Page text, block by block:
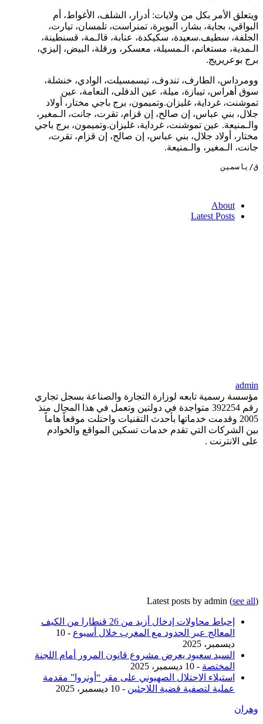
ويتعلق الأمر بكل من ولايات: أدرار، الشلف، الأغواط، أم
البواقي، بجاية، بشار، البويرة، تمنراست، تلمسان، تيارت،
الجلفة، سطيف.سعيدة، سكيكدة، عنابة، قالـمة، قسنطينة،
الـمدية، مستغانم، الـمسيلة، معسكر، ورقلة، البيض، إليزي،
برج بوعريريج.
وومرداس، الطارف، تندوف، تيسمسيلت، الوادي، خنشلة،
سوق أهراس، تيبازة، ميلة، عين الدفلى، النعامة، عين
تموشنت، غرداية، غليزان.وتميمون، برج باجي مختار، أولاد
جلال، بني عباس، إن صالح، إن قزام، تقرت، جانت، الـمغير،
والـمنيعة. عين تموشنت، غرداية، غليزان.وتميمون، برج باجي
مختار، أولاد جلال، بني عباس، إن صالح، إن قزام، تقرت،
جانت، الـمغير، والـمنيعة.
ق/ياسمين
About
Latest Posts
admin
مؤسسة رسمية تابعه لوزارة التجارة والصناعة بسجل تجاري
رقم 392254 متواجدة في دولتين وتعمل في هذا المجال منذ
2005 وقدمت خدماتها بأحدث التقنيات واحتلت موقعاً هاماً
بين الشركات التي تقدم خدمات تسكين المواقع والخوادم
على الانترنت .
Latest posts by admin (see all)
إحباط محاولات إدخال أزيد من 26 قنطارا من الكيف
المعالج عبر الحدود مع المغرب خلال أسبوع
- 10
ديسمبر، 2025
السيد سعيود يعرض مشروع قانون المرور أمام اللجنة
المختصة - 10 ديسمبر، 2025
استيلاء الاحتلال الصهيوني على مقر “أونروا” مقدمة
عملية لتصفية قضية اللاجئين - 10 ديسمبر، 2025
وهران